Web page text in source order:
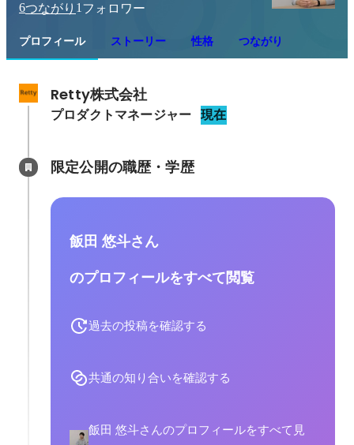
6つながり 1 フォロワー
プロフィール ストーリー 性格 つながり
Retty株式会社
プロダクトマネージャー 現在
限定公開の職歴・学歴
飯田 悠斗さん
のプロフィールをすべて閲覧
過去の投稿を確認する
共通の知り合いを確認する
飯田 悠斗さんのプロフィールをすべて見